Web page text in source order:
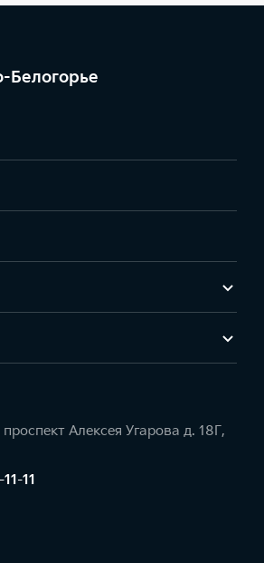
Белогорье
Алексея Угарова д. 18Г,
11